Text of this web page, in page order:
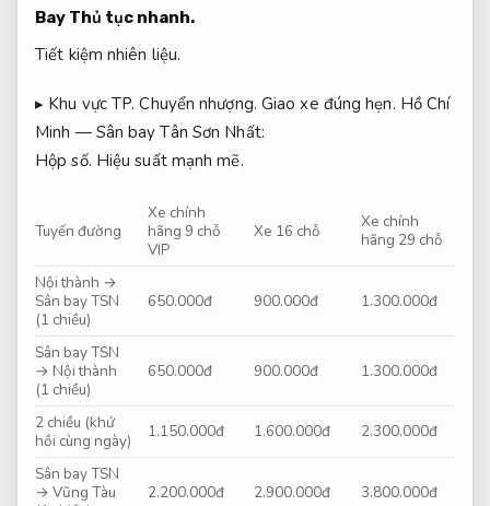
Bay Thủ tục nhanh.
Tiết kiệm nhiên liệu.
▸ Khu vực TP.Chuyển nhượng. Giao xe đúng hẹn. Hồ Chí
Minh — Sân bay Tân Sơn Nhất:
Hộp số. Hiệu suất mạnh mẽ.
Tuyến đường
Xe chính
hãng 9 chỗ
VIP
Xe 16 chỗ
Xe chính
hãng 29 chỗ
Nội thành →
Sân bay TSN
(1 chiều)
650.000đ 900.000đ 1.300.000đ
Sân bay TSN
→ Nội thành
(1 chiều)
650.000đ 900.000đ 1.300.000đ
2 chiều (khứ
hồi cùng ngày)
1.150.000đ 1.600.000đ 2.300.000đ
Sân bay TSN
→ Vũng Tàu
2.200.000đ 2.900.000đ 3.800.000đ